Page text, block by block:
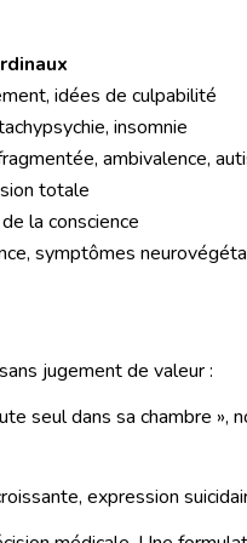
idées de culpabilité
insomnie
ambivalence,
totale
la conscience
symptômes
jugement de valeur :
seul dans sa chambre »,
expression